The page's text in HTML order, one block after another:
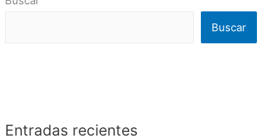
Buscar
Entradas recientes